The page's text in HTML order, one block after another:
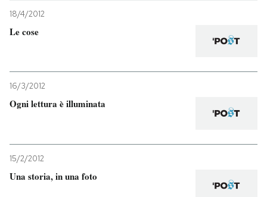
18/4/2012
Le cose
16/3/2012
Ogni lettura è illuminata
15/2/2012
Una storia, in una foto